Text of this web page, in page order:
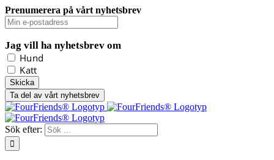
Prenumerera på vårt nyhetsbrev
Jag vill ha nyhetsbrev om
Hund
Katt
Ta del av vårt nyhetsbrev
Sök efter: